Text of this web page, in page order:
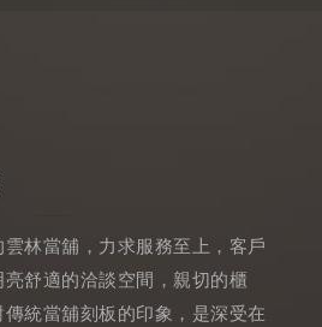
林當舖，力求服務至上，客戶
舒適的洽談空間，親切的櫃
統當舖刻板的印象，是深受在